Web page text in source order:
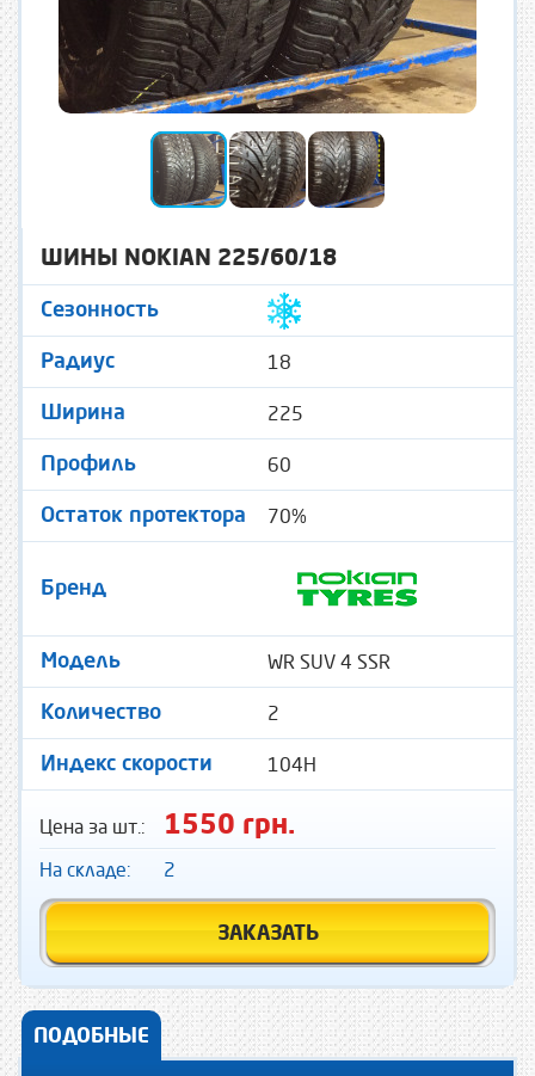
ШИНЫ NOKIAN 225/60/18
Сезонность
Радиус 18
Ширина 225
Профиль 60
Остаток протектора 70%
Бренд
Модель WR SUV 4 SSR
Количество 2
Индекс скорости 104H
Цена за шт.: 1550 грн.
На складе: 2
ЗАКАЗАТЬ
ПОДОБНЫЕ